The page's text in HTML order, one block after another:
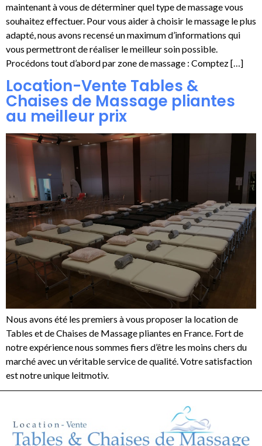
maintenant à vous de déterminer quel type de massage vous
souhaitez effectuer. Pour vous aider à choisir le massage le plus
adapté, nous avons recensé un maximum d’informations qui
vous permettront de réaliser le meilleur soin possible.
Procédons tout d’abord par zone de massage : Comptez […]
Location-Vente Tables &
Chaises de Massage pliantes
au meilleur prix
Nous avons été les premiers à vous proposer la location de
Tables et de Chaises de Massage pliantes en France. Fort de
notre expérience nous sommes fiers d’être les moins chers du
marché avec un véritable service de qualité. Votre satisfaction
est notre unique leitmotiv.